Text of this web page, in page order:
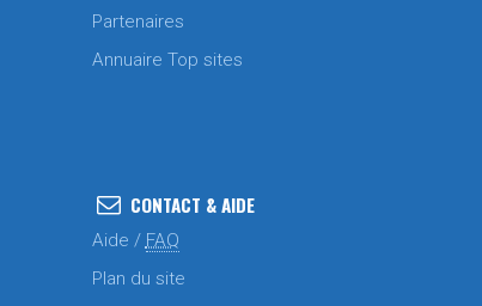
Partenaires
Annuaire Top sites
CONTACT & AIDE
Aide / FAQ
Plan du site